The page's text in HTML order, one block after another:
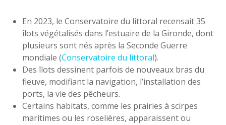
En 2023, le Conservatoire du littoral recensait 35
îlots végétalisés dans l’estuaire de la Gironde, dont
plusieurs sont nés après la Seconde Guerre
mondiale (Conservatoire du littoral).
Des îlots dessinent parfois de nouveaux bras du
fleuve, modifiant la navigation, l’installation des
ports, la vie des pêcheurs.
Certains habitats, comme les prairies à scirpes
maritimes ou les roselières, apparaissent ou